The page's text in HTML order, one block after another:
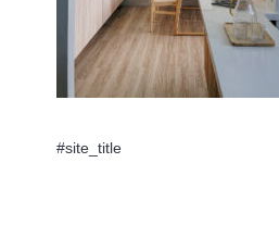
#site_title